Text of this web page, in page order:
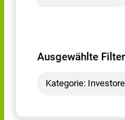
Ausgewählte
Kategorie: